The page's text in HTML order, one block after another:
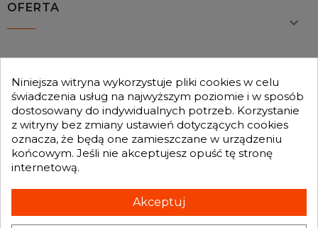
OFERTA

GENESIS TURBO
Otrzymuj informację o nowościach i promocjach wprost do Twojej
Niniejsza witryna wykorzystuje pliki cookies w celu
świadczenia usług na najwyższym poziomie i w sposób
dostosowany do indywidualnych potrzeb. Korzystanie
z witryny bez zmiany ustawień dotyczących cookies
oznacza, że będą one zamieszczane w urządzeniu
końcowym. Jeśli nie akceptujesz opuść tę stronę
internetową.
Akceptuj